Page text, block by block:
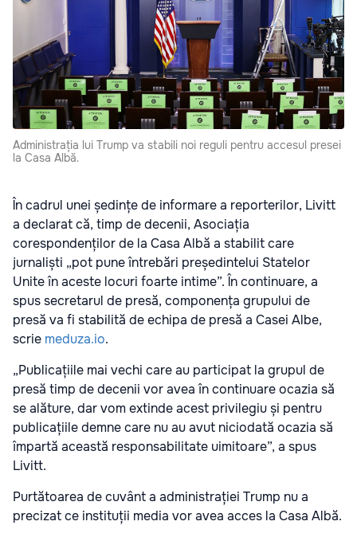
Administrația lui Trump va stabili noi reguli pentru accesul presei
la Casa Albă.
În cadrul unei ședințe de informare a reporterilor, Livitt
a declarat că, timp de decenii, Asociația
corespondenților de la Casa Albă a stabilit care
jurnaliști „pot pune întrebări președintelui Statelor
Unite în aceste locuri foarte intime”. În continuare, a
spus secretarul de presă, componența grupului de
presă va fi stabilită de echipa de presă a Casei Albe,
scrie meduza.io.
„Publicațiile mai vechi care au participat la grupul de
presă timp de decenii vor avea în continuare ocazia să
se alăture, dar vom extinde acest privilegiu și pentru
publicațiile demne care nu au avut niciodată ocazia să
împartă această responsabilitate uimitoare”, a spus
Livitt.
Purtătoarea de cuvânt a administrației Trump nu a
precizat ce instituții media vor avea acces la Casa Albă.